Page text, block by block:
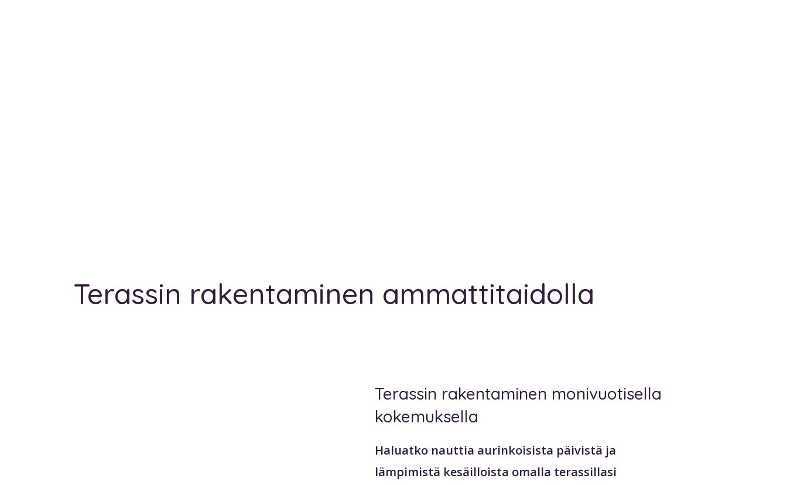
Terassin rakentaminen ammattitaidolla
Terassin rakentaminen monivuotisella
kokemuksella
Haluatko nauttia aurinkoisista päivistä ja
lämpimistä kesäilloista omalla terassillasi